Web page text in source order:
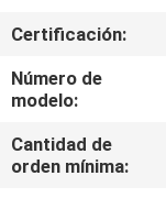
DE
LA
FÁBRICA
CONTROL
Certificación:
Número de
modelo:
Cantidad de
orden mínima: